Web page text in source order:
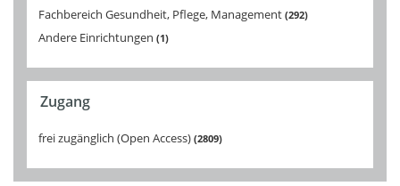
Fachbereich Gesundheit, Pflege, Management 292
Andere Einrichtungen 1
Zugang
frei zugänglich (Open Access) 2809